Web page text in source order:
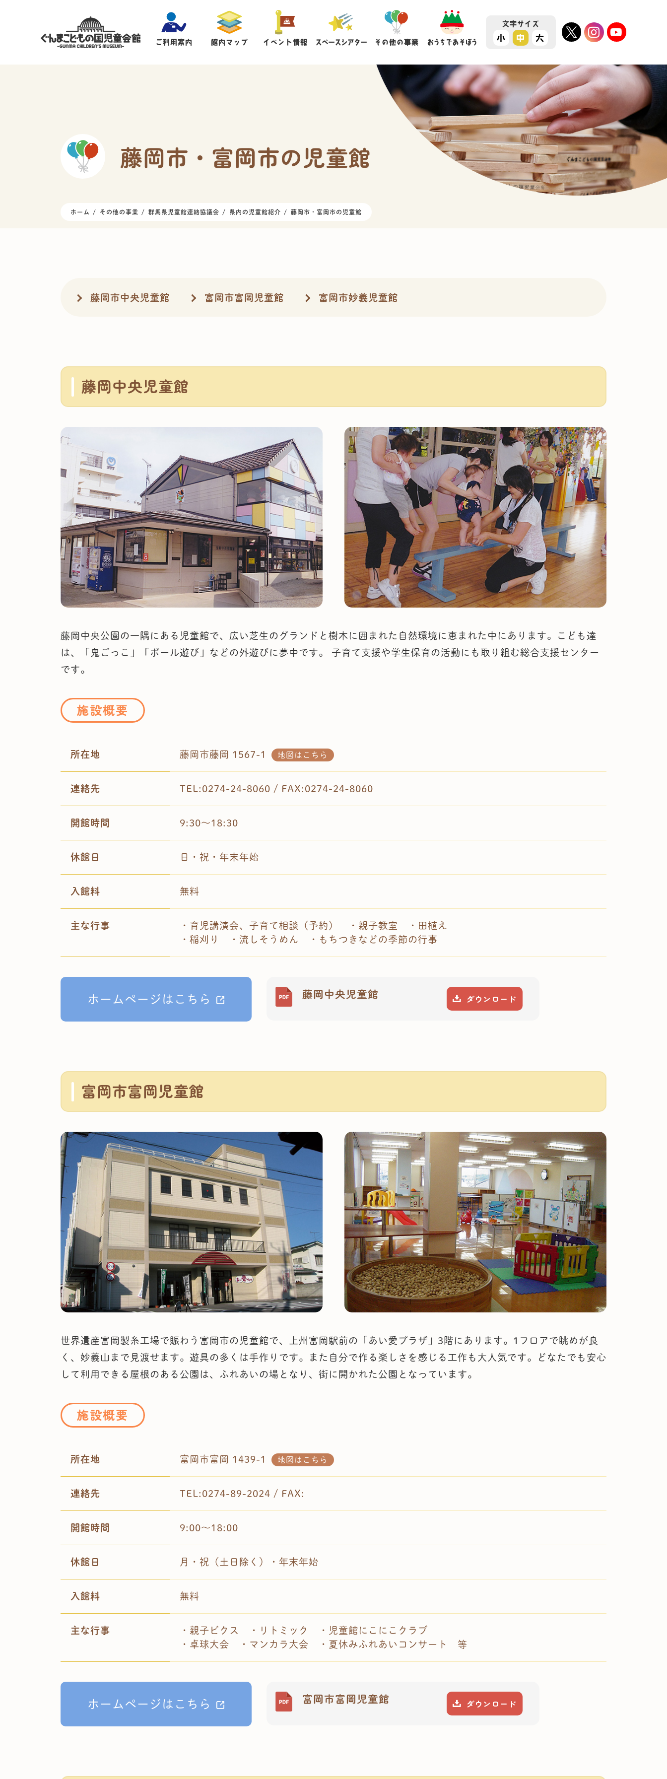
ご利用案内 館内マップ イベント情報 スペースシアター その他の事業 おうちであそぼう
文字サイズ
小 中 大
藤岡市・富岡市の児童館
ホーム その他の事業 群馬県児童館連絡協議会 県内の児童館紹介 藤岡市・富岡市の児童館
藤岡市中央児童館 富岡市富岡児童館 富岡市妙義児童館
藤岡中央児童館
藤岡中央公園の一隅にある児童館で、広い芝生のグランドと樹木に囲まれた自然環境に恵まれた中にあります。こども達
は、「鬼ごっこ」「ボール遊び」などの外遊びに夢中です。 子育て支援や学生保育の活動にも取り組む総合支援センター
です。
施設概要
所在地 藤岡市藤岡 1567-1 地図はこちら
連絡先 TEL:0274-24-8060 / FAX:0274-24-8060
開館時間 9:30～18:30
休館日 日・祝・年末年始
入館料 無料
主な行事
・育児講演会、子育て相談（予約） ・親子教室 ・田植え
・稲刈り ・流しそうめん ・もちつきなどの季節の行事
ホームページはこちら 藤岡中央児童館 ダウンロード
富岡市富岡児童館
世界遺産富岡製糸工場で賑わう富岡市の児童館で、上州富岡駅前の「あい愛プラザ」3階にあります。1フロアで眺めが良
く、妙義山まで見渡せます。遊具の多くは手作りです。また自分で作る楽しさを感じる工作も大人気です。どなたでも安心
して利用できる屋根のある公園は、ふれあいの場となり、街に開かれた公園となっています。
施設概要
所在地 富岡市富岡 1439-1 地図はこちら
連絡先 TEL:0274-89-2024 / FAX:
開館時間 9:00～18:00
休館日 月・祝（土日除く）・年末年始
入館料 無料
主な行事
・親子ビクス ・リトミック ・児童館にこにこクラブ
・卓球大会 ・マンカラ大会 ・夏休みふれあいコンサート 等
ホームページはこちら 富岡市富岡児童館 ダウンロード